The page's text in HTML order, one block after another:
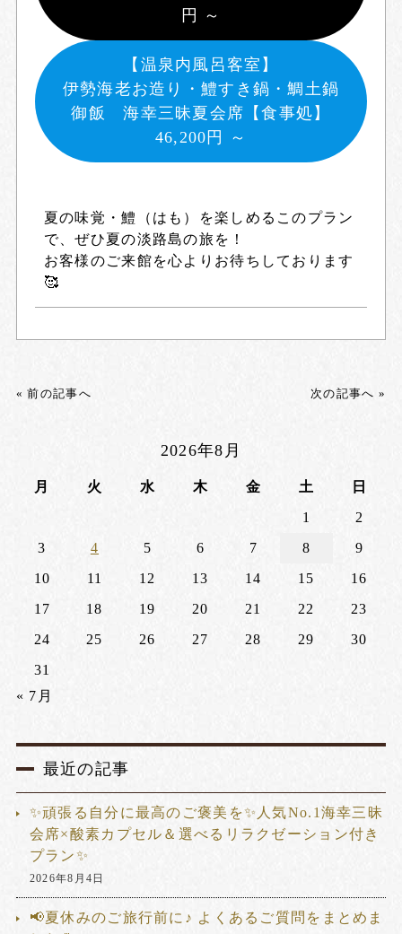
円 ～
【 温泉内風呂客室】
伊勢海老お造り・鱧すき鍋・鯛土鍋
御飯 海幸三昧夏会席【食事処 】
46,200円 ～
夏の味覚・鱧（はも）を楽しめるこのプラン
で、ぜひ夏の淡路島の旅を！
お客様のご来館を心よりお待ちしております
🥰
« 前の記事へ 次の記事へ »
2026年8月
月 火 水 木 金 土
日
1
2
3
4 5 6 7 8
9
10
11 12 13 14 15
16
17
18 19 20 21 22
23
24
25 26 27 28 29
30
31
« 7月
最近の記事
✨頑張る自分に最高のご褒美を✨人気No.1海幸三昧
会席×酸素カプセル＆選べるリラクゼーション付き
プラン✨
2026年8月4日
📢夏休みのご旅行前に♪ よくあるご質問をまとめま